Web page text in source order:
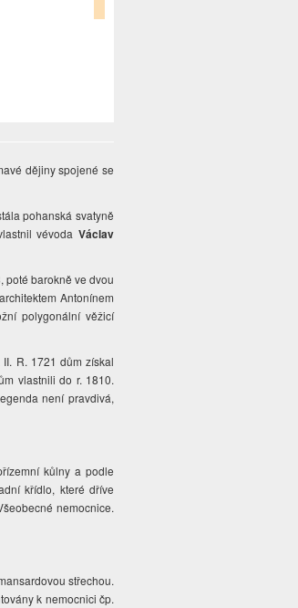
dějiny spojené se
pohanská svatyně
vévoda Václav
poté barokně ve dvou
Antonínem
polygonální věžicí
R. 1721 dům získal
vlastnili do r. 1810.
není pravdivá,
kůlny a podle
křídlo, které dříve
nemocnice.
střechou.
k nemocnici čp.